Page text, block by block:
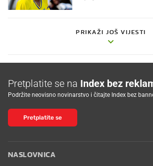
PRIKAŽI JOŠ VIJESTI
Pretplatite se na Index bez
Podržite neovisno novinarstvo i čitajte Index bez
Pretplatite se
NASLOVNICA